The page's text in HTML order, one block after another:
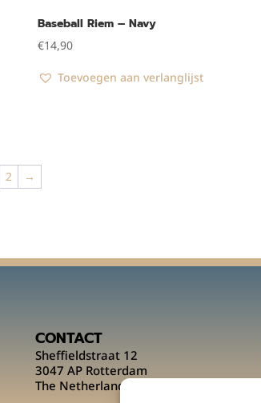
Baseball Riem – Navy
€14,90
Toevoegen aan verlanglijst
2 →
CONTACT
Sheffieldstraat 12
3047 AP Rotterdam
The Netherlands